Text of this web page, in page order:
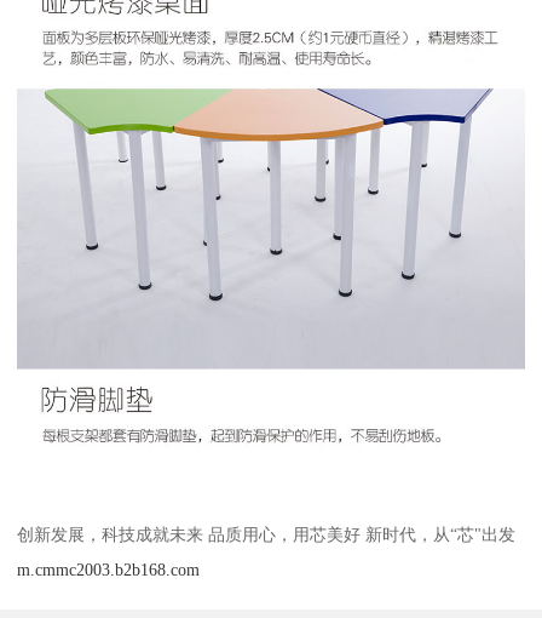
创新发展，科技成就未来 品质用心，用芯美好 新时代，从“芯"出发
m.cmmc2003.b2b168.com